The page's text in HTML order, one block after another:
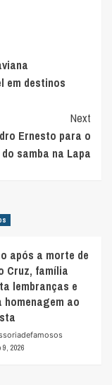
em destinos
Next
Ernesto para o
samba na Lapa
após a morte de
Cruz, família
lembranças e
homenagem ao
9, 2026